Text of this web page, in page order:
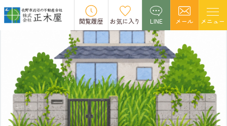
閲覧履歴 お気に入り LINE メール メニュー